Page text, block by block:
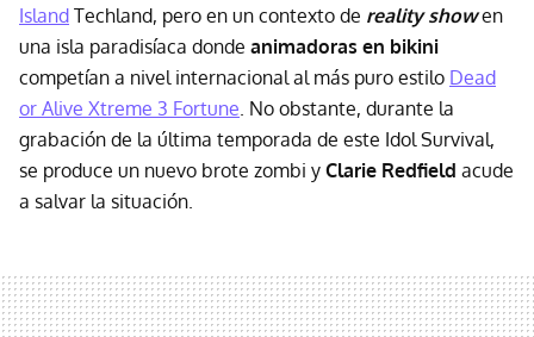
Island Techland, pero en un contexto de reality show en
una isla paradisíaca donde animadoras en bikini
competían a nivel internacional al más puro estilo Dead
or Alive Xtreme 3 Fortune . No obstante, durante la
grabación de la última temporada de este Idol Survival,
se produce un nuevo brote zombi y Clarie Redfield acude
a salvar la situación.